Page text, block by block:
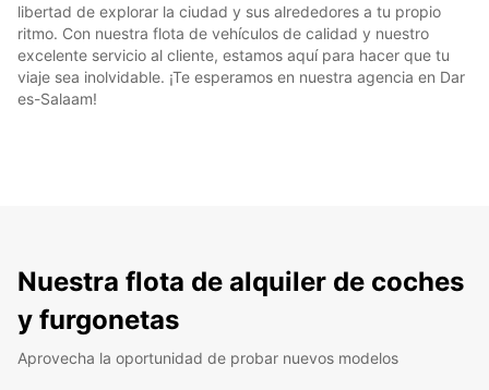
libertad de explorar la ciudad y sus alrededores a tu propio
ritmo. Con nuestra flota de vehículos de calidad y nuestro
excelente servicio al cliente, estamos aquí para hacer que tu
viaje sea inolvidable. ¡Te esperamos en nuestra agencia en Dar
es-Salaam!
Nuestra flota de alquiler de coches
y furgonetas
Aprovecha la oportunidad de probar nuevos modelos